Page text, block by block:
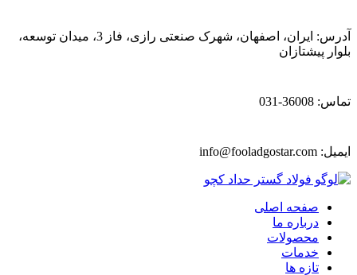
آدرس: ایران، اصفهان، شهرک صنعتی رازی، فاز 3، میدان توسعه،
بلوار پیشتازان
تماس: 36008-031
ایمیل: info@fooladgostar.com
صفحه اصلی
درباره ما
محصولات
خدمات
تازه ها